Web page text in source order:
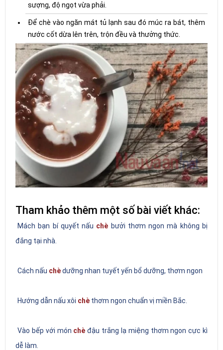
sượng, độ ngọt vừa phải.
Để chè vào ngăn mát tủ lạnh sau đó múc ra bát, thêm
nước cốt dừa lên trên, trộn đều và thưởng thức.
Tham khảo thêm một số bài viết khác:
Mách bạn bí quyết nấu chè bưởi thơm ngon mà không bị
đắng tại nhà.
Cách nấu chèdưỡng nhan tuyết yến bổ dưỡng, thơm ngon
Hướng dẫn nấu xôi chè thơm ngon chuẩn vị miền Bắc.
Vào bếp với món chè đậu trắng lạ miệng thơm ngon cực kì
dễ làm.